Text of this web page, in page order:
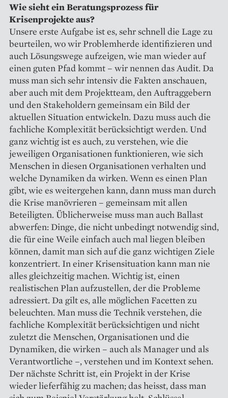
Wie sieht ein Beratungsprozess für
Krisenprojekte aus?
Unsere erste Aufgabe ist es, sehr schnell die Lage zu
beurteilen, wo wir Problemherde identifizieren und
auch Lösungswege aufzeigen, wie man wieder auf
einen guten Pfad kommt – wir nennen das Audit. Da
muss man sich sehr intensiv die Fakten anschauen,
aber auch mit dem Projektteam, den Auftraggebern
und den Stakeholdern gemeinsam ein Bild der
aktuellen Situation entwickeln. Dazu muss auch die
fachliche Komplexität berücksichtigt werden. Und
ganz wichtig ist es auch, zu verstehen, wie die
jeweiligen Organisationen funktionieren, wie sich
Menschen in diesen Organisationen verhalten und
welche Dynamiken da wirken. Wenn es einen Plan
gibt, wie es weitergehen kann, dann muss man durch
die Krise manövrieren – gemeinsam mit allen
Beteiligten. Üblicherweise muss man auch Ballast
abwerfen: Dinge, die nicht unbedingt notwendig sind,
die für eine Weile einfach auch mal liegen bleiben
können, damit man sich auf die ganz wichtigen Ziele
konzentriert. In einer Krisensituation kann man nie
alles gleichzeitig machen. Wichtig ist, einen
realistischen Plan aufzustellen, der die Probleme
adressiert. Da gilt es, alle möglichen Facetten zu
beleuchten. Man muss die Technik verstehen, die
fachliche Komplexität berücksichtigen und nicht
zuletzt die Menschen, Organisationen und die
Dynamiken, die wirken – auch als Manager und als
Verantwortliche –, verstehen und im Kontext sehen.
Der nächste Schritt ist, ein Projekt in der Krise
wieder lieferfähig zu machen; das heisst, dass man